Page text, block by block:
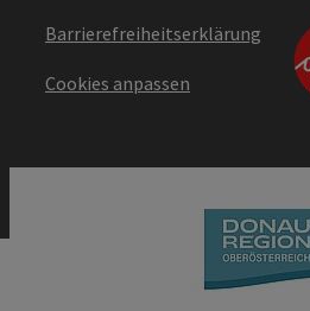
Barrierefreiheitserklärung
Cookies anpassen